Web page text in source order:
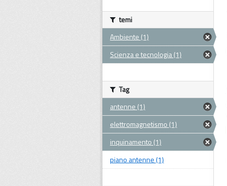
temi
Ambiente (1)
Scienza e tecnologia (1)
Tag
antenne (1)
elettromagnetismo (1)
inquinamento (1)
piano antenne (1)